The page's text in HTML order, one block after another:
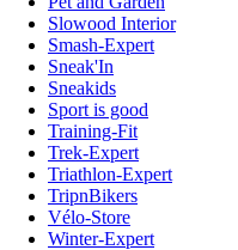
Slowood Interior
Smash-Expert
Sneak'In
Sneakids
Sport is good
Training-Fit
Trek-Expert
Triathlon-Expert
TripnBikers
Vélo-Store
Winter-Expert